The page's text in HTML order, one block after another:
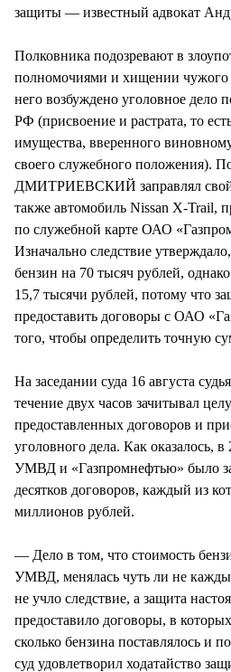
защиты — известный адвокат
Полковника подозревают в
полномочиями и хищении
него возбуждено уголовное дело
РФ (присвоение и растрата, то
имущества, вверенного
своего служебного положения).
ДМИТРИЕВСКИЙ заправлял свой
также автомобиль Nissan X-Trail,
по служебной карте ОАО
Изначально следствие
бензин на 70 тысяч рублей, однако
15,7 тысячи рублей, потому что
предоставить договоры с ОАО
того, чтобы определить точную
На заседании суда 16 августа
течение двух часов зачитывал
предоставленных договоров и
уголовного дела. Как оказалось,
УМВД и «Газпромнефтью» было
десятков договоров, каждый из
миллионов рублей.
— Дело в том, что стоимость
УМВД, менялась чуть ли не
не учло следствие, а защита
предоставило договоры, в
сколько бензина поставлялось и
суд удовлетворил ходатайство